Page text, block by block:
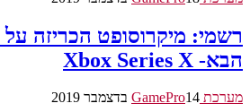
רשמי: מיקרוסופט הכריזה על
הבא- Xbox Series X
מערכת GamePro 14 בדצמבר 2019